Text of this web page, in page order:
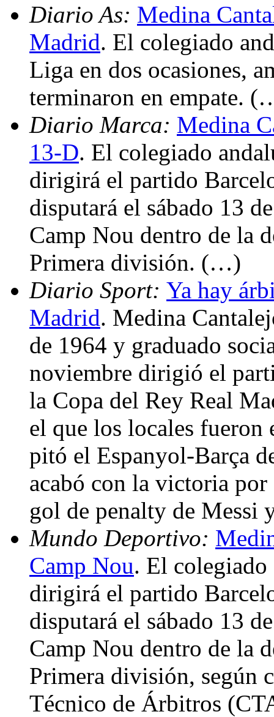
Diario As: Medina
Madrid. El colegiado
Liga en dos ocasiones,
terminaron en empate.
Diario Marca: Medina
13-D. El colegiado
dirigirá el partido
disputará el sábado 13
Camp Nou dentro de la
Primera división. (…)
Diario Sport: Ya hay
Madrid. Medina
de 1964 y graduado
noviembre dirigió el
la Copa del Rey Real
el que los locales fueron
pitó el Espanyol-Barça
acabó con la victoria
gol de penalty de
Mundo Deportivo:
Camp Nou. El
dirigirá el partido
disputará el sábado 13
Camp Nou dentro de la
Primera división, según
Técnico de Árbitros